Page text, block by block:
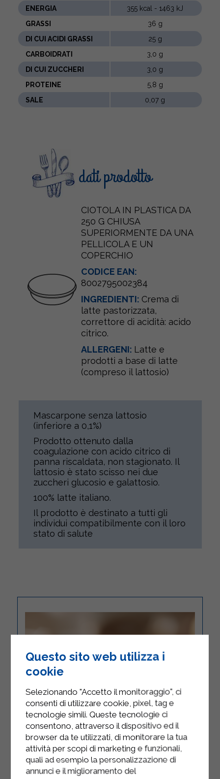
ENERGIA
355 kcal - 1463 kJ
GRASSI
36 g
DI CUI ACIDI GRASSI
25 g
CARBOIDRATI
3,0 g
DI CUI ZUCCHERI
3,0 g
PROTEINE
5,8 g
SALE
0,07 g
dati prodotto
CIOTOLA IN PLASTICA DA
250 G CHIUSA
SUPERIORMENTE DA UNA
PELLICOLA E UN
COPERCHIO
CODICE EAN:
8002795002384
INGREDIENTI: Crema di
latte pastorizzata,
correttore di acidità: acido
citrico.
ALLERGENI: Latte e
prodotti a base di latte
(compreso il lattosio)
Mascarpone senza lattosio
(inferiore a 0,1%)
Prodotto ottenuto dalla
coagulazione con acido citrico di
panna riscaldata, non stagionato. Il
lattosio è stato scisso nei due
zuccheri glucosio e galattosio.
100% latte italiano.
Il prodotto è destinato a tutti gli
individui compatibilmente con il loro
stato di salute
Questo sito web utilizza i
cookie
Selezionando "Accetto il monitoraggio", ci
consenti di utilizzare cookie, pixel, tag e
tecnologie simili. Queste tecnologie ci
consentono, attraverso il dispositivo ed il
browser da te utilizzati, di monitorare la tua
attività per scopi di marketing e funzionali,
quali ad esempio la personalizzazione di
annunci e il miglioramento del